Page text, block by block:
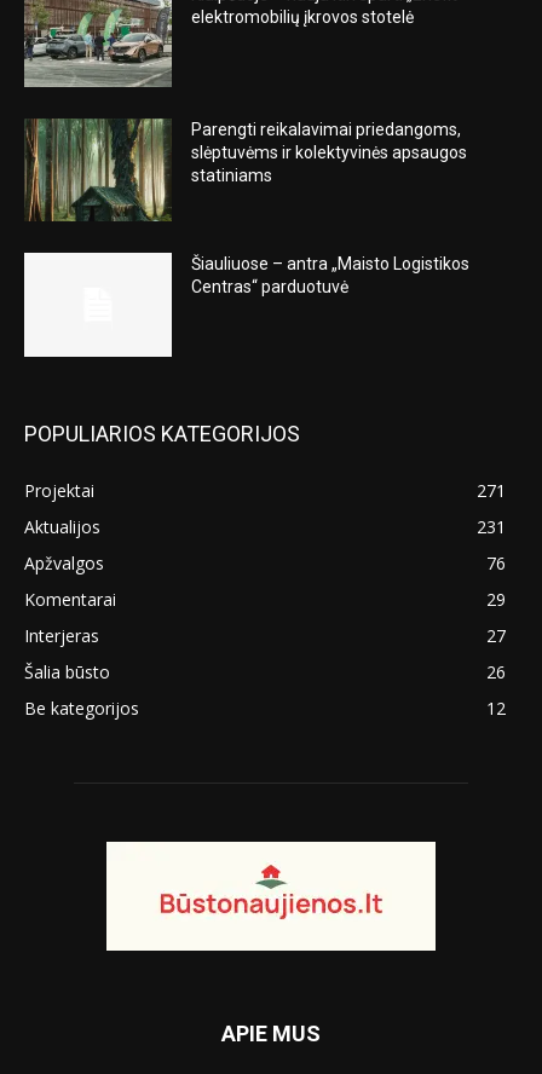
elektromobilių įkrovos stotelė
Parengti reikalavimai priedangoms,
slėptuvėms ir kolektyvinės apsaugos
statiniams
Šiauliuose – antra „Maisto Logistikos
Centras“ parduotuvė
POPULIARIOS KATEGORIJOS
Projektai
271
Aktualijos
231
Apžvalgos
76
Komentarai
29
Interjeras
27
Šalia būsto
26
Be kategorijos
12
APIE MUS